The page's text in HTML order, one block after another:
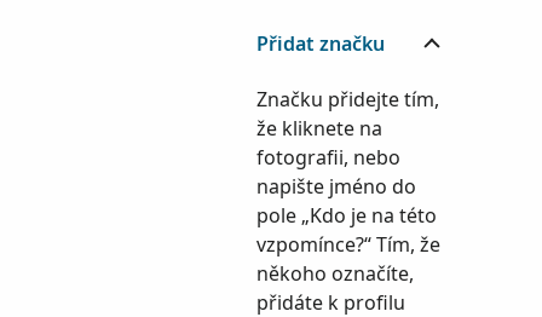
Přidat značku
Značku přidejte tím,
že kliknete na
fotografii, nebo
napište jméno do
pole „Kdo je na této
vzpomínce?“ Tím, že
někoho označíte,
přidáte k profilu